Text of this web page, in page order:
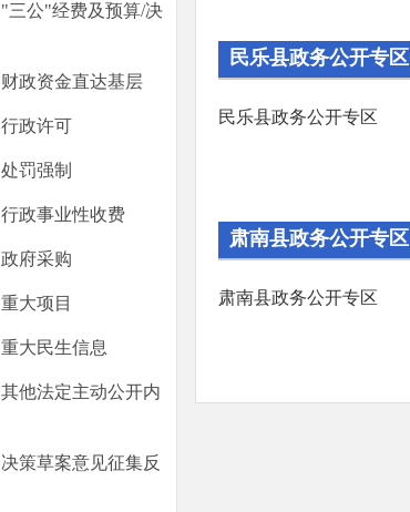
"三公"经费及预算/决
财政资金直达基层
行政许可
处罚强制
行政事业性收费
政府采购
重大项目
重大民生信息
其他法定主动公开内
决策草案意见征集反
民乐县政务公开专区
民乐县政务公开专区
肃南县政务公开专区
肃南县政务公开专区